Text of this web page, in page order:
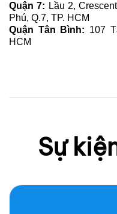
Quận 7: Lầu 2,
Phú, Q.7, TP. HCM
Quận Tân Bình: 107
HCM
Sự